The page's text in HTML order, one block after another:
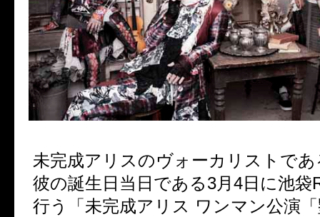
未完成アリスのヴォーカリストであ
彼の誕生日当日である3月4日に池袋
行う「未完成アリス ワンマン公演